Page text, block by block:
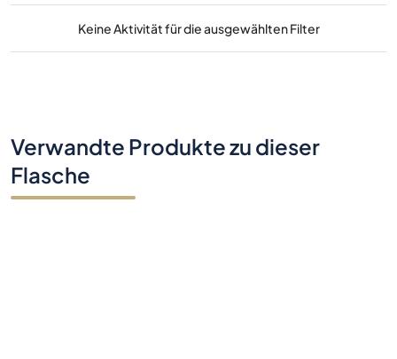
Keine Aktivität für die ausgewählten Filter
Verwandte Produkte zu dieser
Flasche